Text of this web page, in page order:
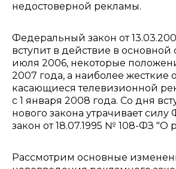
недостоверной рекламы.
Федеральный закон от
вступит в действие в основной
июля 2006, некоторые
2007 года, а наиболее жесткие
касающиеся телевизионной
с 1 января 2008 года. Со дня
нового закона утрачивает
закон от 18.07.1995 № 108-ФЗ "О
Рассмотрим основные